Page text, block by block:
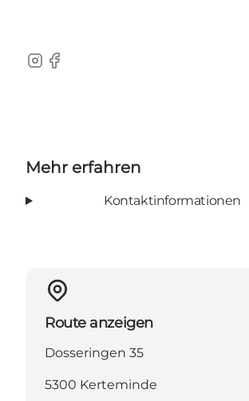
Instagram
Facebook
Mehr erfahren
Kontaktinformationen
Route anzeigen
Dosseringen 35
5300 Kerteminde